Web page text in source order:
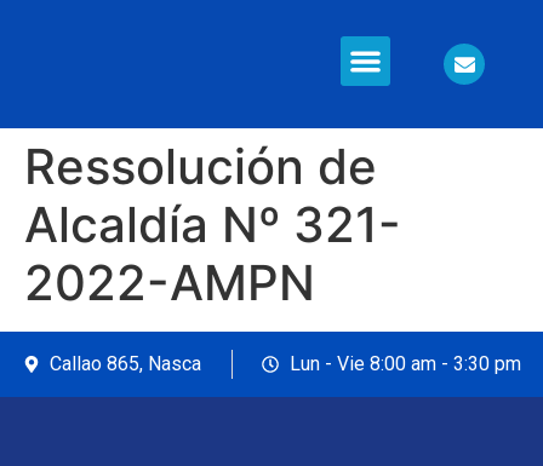
Ressolución de
Alcaldía Nº 321-
2022-AMPN
Callao 865, Nasca Lun - Vie 8:00 am - 3:30 pm